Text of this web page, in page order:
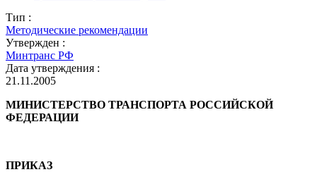
Тип :
Методические рекомендации
Утвержден :
Минтранс РФ
Дата утверждения :
21.11.2005
МИНИСТЕРСТВО ТРАНСПОРТА РОССИЙСКОЙ
ФЕДЕРАЦИИ
ПРИКАЗ